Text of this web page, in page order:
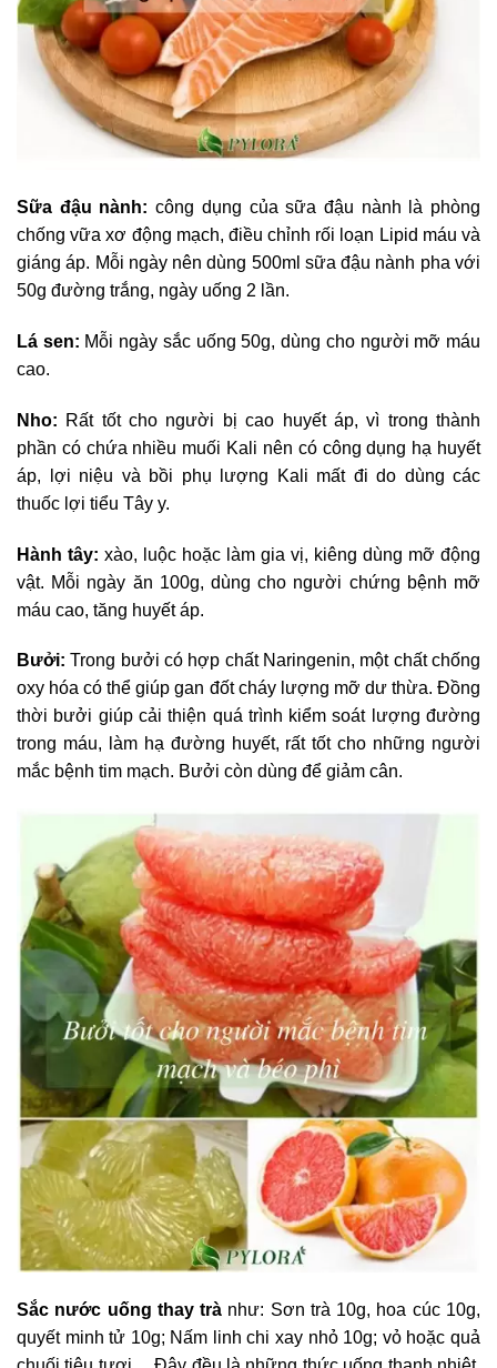
Sữa đậu nành: công dụng của sữa đậu nành là phòng
chống vữa xơ động mạch, điều chỉnh rối loạn Lipid máu và
giáng áp. Mỗi ngày nên dùng 500ml sữa đậu nành pha với
50g đường trắng, ngày uống 2 lần.
Lá sen: Mỗi ngày sắc uống 50g, dùng cho người mỡ máu
cao.
Nho: Rất tốt cho người bị cao huyết áp, vì trong thành
phần có chứa nhiều muối Kali nên có công dụng hạ huyết
áp, lợi niệu và bồi phụ lượng Kali mất đi do dùng các
thuốc lợi tiểu Tây y.
Hành tây: xào, luộc hoặc làm gia vị, kiêng dùng mỡ động
vật. Mỗi ngày ăn 100g, dùng cho người chứng bệnh mỡ
máu cao, tăng huyết áp.
Bưởi: Trong bưởi có hợp chất Naringenin, một chất chống
oxy hóa có thể giúp gan đốt cháy lượng mỡ dư thừa. Đồng
thời bưởi giúp cải thiện quá trình kiểm soát lượng đường
trong máu, làm hạ đường huyết, rất tốt cho những người
mắc bệnh tim mạch. Bưởi còn dùng để giảm cân.
Sắc nước uống thay trà như: Sơn trà 10g, hoa cúc 10g,
quyết minh tử 10g; Nấm linh chi xay nhỏ 10g; vỏ hoặc quả